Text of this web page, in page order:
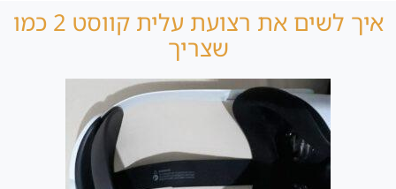
איך לשים את רצועת עלית קווסט 2 כמו
שצריך